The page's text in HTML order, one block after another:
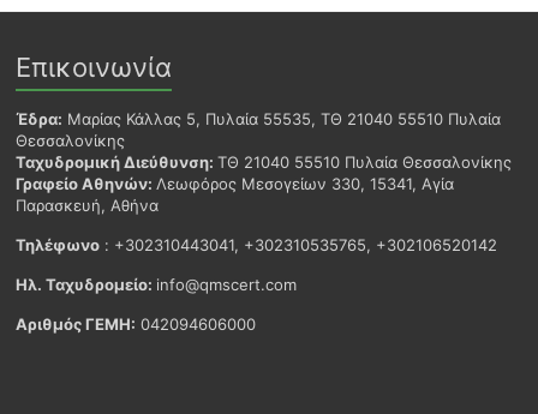
Επικοινωνία
Έδρα: Μαρίας Κάλλας 5, Πυλαία 55535, ΤΘ 21040 55510 Πυλαία
Θεσσαλονίκης
Ταχυδρομική Διεύθυνση:ΤΘ 21040 55510 Πυλαία Θεσσαλονίκης
Γραφείο Αθηνών:Λεωφόρος Μεσογείων 330, 15341, Αγία
Παρασκευή, Αθήνα
Τηλέφωνο : +302310443041, +302310535765, +302106520142
Ηλ. Ταχυδρομείο: info@qmscert.com
Αριθμός ΓΕΜΗ: 042094606000